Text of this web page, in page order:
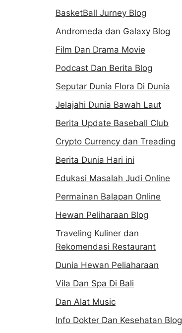
BasketBall Jurney Blog
Andromeda dan Galaxy Blog
Film Dan Drama Movie
Podcast Dan Berita Blog
Seputar Dunia Flora Di Dunia
Jelajahi Dunia Bawah Laut
Berita Update Baseball Club
Crypto Currency dan Treading
Berita Dunia Hari ini
Edukasi Masalah Judi Online
Permainan Balapan Online
Hewan Peliharaan Blog
Traveling Kuliner dan
Rekomendasi Restaurant
Dunia Hewan Peliaharaan
Vila Dan Spa Di Bali
Dan Alat Music
Info Dokter Dan Kesehatan Blog